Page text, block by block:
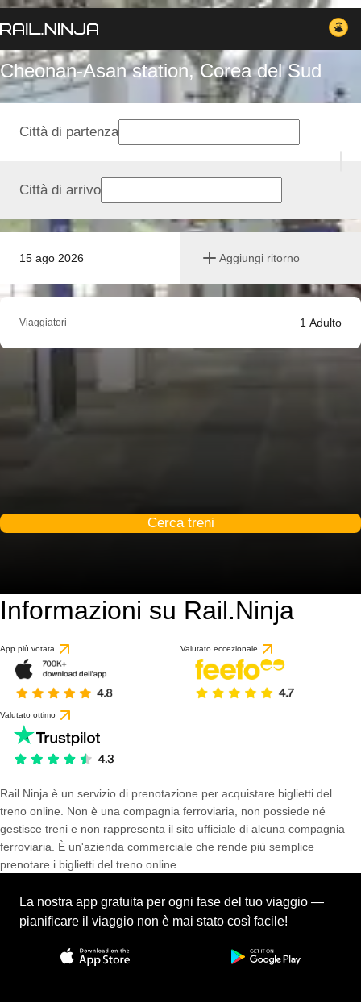
Cheonan-Asan station, Corea del Sud
15 ago 2026 Aggiungi ritorno
Città di partenza
Città di arrivo
Viaggiatori 1 Adulto
Cerca treni
Informazioni su Rail.Ninja
App più votata Valutato eccezionale
Valutato ottimo
Rail Ninja è un servizio di prenotazione per acquistare biglietti del
treno online. Non è una compagnia ferroviaria, non possiede né
gestisce treni e non rappresenta il sito ufficiale di alcuna compagnia
ferroviaria. È un'azienda commerciale che rende più semplice
prenotare i biglietti del treno online.
La nostra app gratuita per ogni fase del tuo viaggio —
pianificare il viaggio non è mai stato così facile!